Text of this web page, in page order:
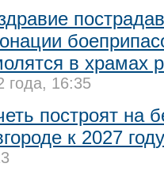
в храмах
года, 16:35
построят на
к 2027 году